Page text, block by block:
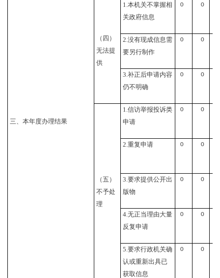
三、本年度办理结果
（四）
无法提
供
1.本机关不掌握相
关政府信息
0 0
2.没有现成信息需
要另行制作
0 0
3.补正后申请内容
仍不明确
0 0
（五）
不予处
理
1.信访举报投诉类
申请
0 0
2.重复申请 0 0
3.要求提供公开出
版物
0 0
4.无正当理由大量
反复申请
0 0
5.要求行政机关确
认或重新出具已
获取信息
0 0